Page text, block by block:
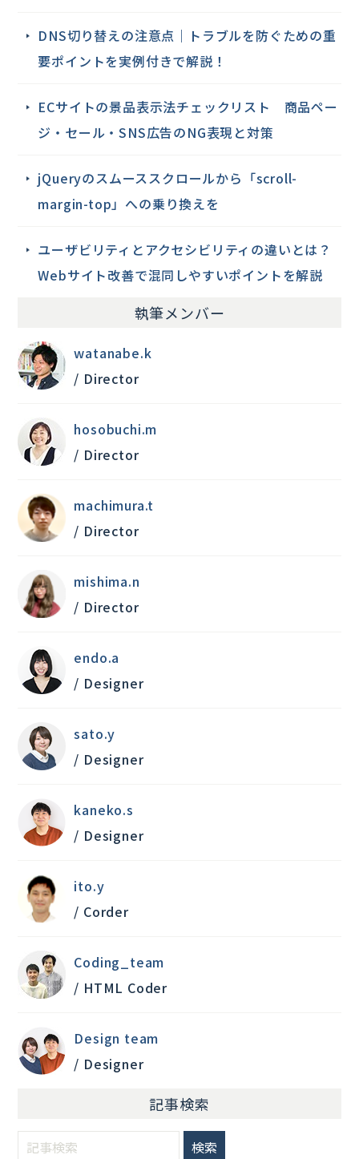
DNS切り替えの注意点｜トラブルを防ぐための重
要ポイントを実例付きで解説！
ECサイトの景品表示法チェックリスト 商品ペー
ジ・セール・SNS広告のNG表現と対策
jQueryのスムーススクロールから「scroll-
margin-top」への乗り換えを
ユーザビリティとアクセシビリティの違いとは？
Webサイト改善で混同しやすいポイントを解説
執筆メンバー
watanabe.k
/ Director
hosobuchi.m
/ Director
machimura.t
/ Director
mishima.n
/ Director
endo.a
/ Designer
sato.y
/ Designer
kaneko.s
/ Designer
ito.y
/ Corder
Coding_team
/ HTML Coder
Design team
/ Designer
記事検索